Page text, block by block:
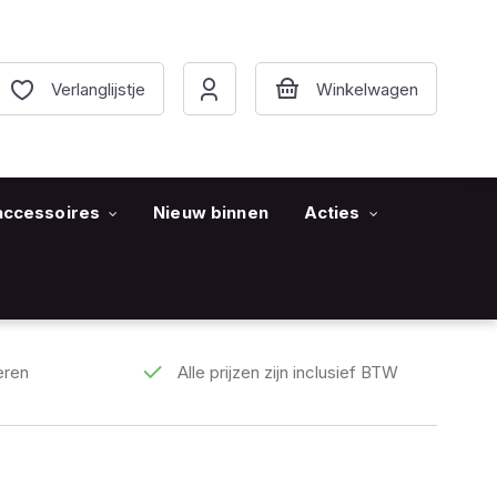
Verlanglijstje
Nieuw binnen Acties
Alle prijzen zijn inclusief BTW